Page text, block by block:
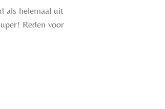
als helemaal uit
Reden voor